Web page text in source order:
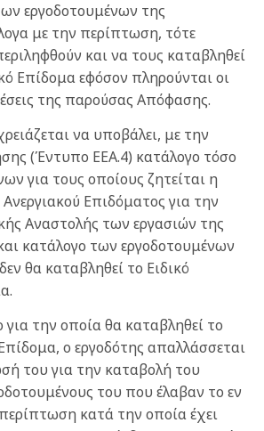
εργοδοτουμένων της
με την περίπτωση, τότε
και να τους καταβληθεί
Επίδομα εφόσον πληρούνται οι
της παρούσας Απόφασης.
να υποβάλει, με την
(Έντυπο ΕΕΑ.4) κατάλογο τόσο
για τους οποίους ζητείται η
Επιδόματος για την
Αναστολής των εργασιών της
κατάλογο των εργοδοτουμένων
θα καταβληθεί το Ειδικό
για την οποία θα καταβληθεί το
ο εργοδότης απαλλάσσεται
του για την καταβολή του
του που έλαβαν το εν
κατά την οποία έχει